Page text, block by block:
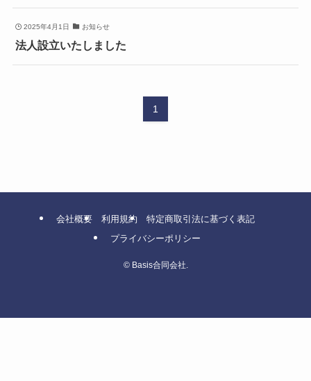
2025年4月1日 お知らせ
法人設立いたしました
1
会社概要 利用規約
特定商取引法に基づく表記
プライバシーポリシー
©Basis合同会社.